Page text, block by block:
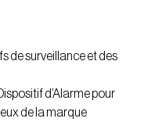
de surveillance et des
d’Alarme pour
de la marque